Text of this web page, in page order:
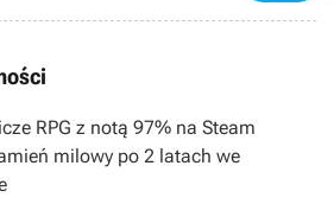
RPG z notą 97% na Steam
milowy po 2 latach we